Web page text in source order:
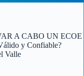
A CABO UN ECOE
y Confiable?
Valle